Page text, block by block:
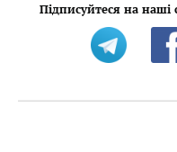
Підписуйтеся на наші